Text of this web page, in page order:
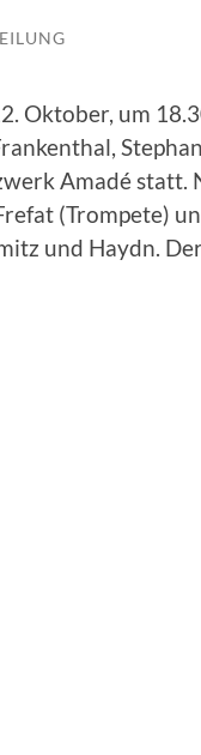
Oktober, um
Amadé statt.
(Trompete)
und Haydn.